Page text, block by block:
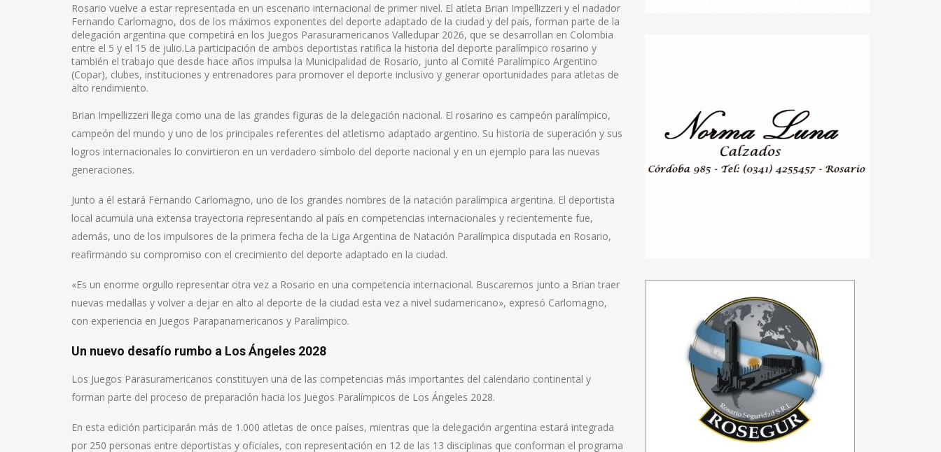
Rosario vuelve a estar representada en un escenario internacional de primer nivel. El atleta Brian Impellizzeri y el nadador
Fernando Carlomagno, dos de los máximos exponentes del deporte adaptado de la ciudad y del país, forman parte de la
delegación argentina que competirá en los Juegos Parasuramericanos Valledupar 2026, que se desarrollan en Colombia
entre el 5 y el 15 de julio.La participación de ambos deportistas ratifica la historia del deporte paralímpico rosarino y
también el trabajo que desde hace años impulsa la Municipalidad de Rosario, junto al Comité Paralímpico Argentino
(Copar), clubes, instituciones y entrenadores para promover el deporte inclusivo y generar oportunidades para atletas de
alto rendimiento.
Brian Impellizzeri llega como una de las grandes figuras de la delegación nacional. El rosarino es campeón paralímpico,
campeón del mundo y uno de los principales referentes del atletismo adaptado argentino. Su historia de superación y sus
logros internacionales lo convirtieron en un verdadero símbolo del deporte nacional y en un ejemplo para las nuevas
generaciones.
Junto a él estará Fernando Carlomagno, uno de los grandes nombres de la natación paralímpica argentina. El deportista
local acumula una extensa trayectoria representando al país en competencias internacionales y recientemente fue,
además, uno de los impulsores de la primera fecha de la Liga Argentina de Natación Paralímpica disputada en Rosario,
reafirmando su compromiso con el crecimiento del deporte adaptado en la ciudad.
«Es un enorme orgullo representar otra vez a Rosario en una competencia internacional. Buscaremos junto a Brian traer
nuevas medallas y volver a dejar en alto al deporte de la ciudad esta vez a nivel sudamericano», expresó Carlomagno,
con experiencia en Juegos Parapanamericanos y Paralímpico.
Un nuevo desafío rumbo a Los Ángeles 2028
Los Juegos Parasuramericanos constituyen una de las competencias más importantes del calendario continental y
forman parte del proceso de preparación hacia los Juegos Paralímpicos de Los Ángeles 2028.
En esta edición participarán más de 1.000 atletas de once países, mientras que la delegación argentina estará integrada
por 250 personas entre deportistas y oficiales, con representación en 12 de las 13 disciplinas que conforman el programa